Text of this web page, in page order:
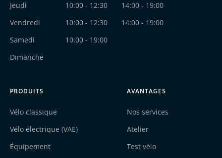
Jeudi
10:00 - 12:30
14:00 - 19:00
Vendredi
10:00 - 12:30
14:00 - 19:00
Samedi
10:00 - 19:00
Dimanche
PRODUITS
Vélo classique
Vélo électrique (VAE)
Équipement
AVANTAGES
Nos services
Atelier
Test vélo